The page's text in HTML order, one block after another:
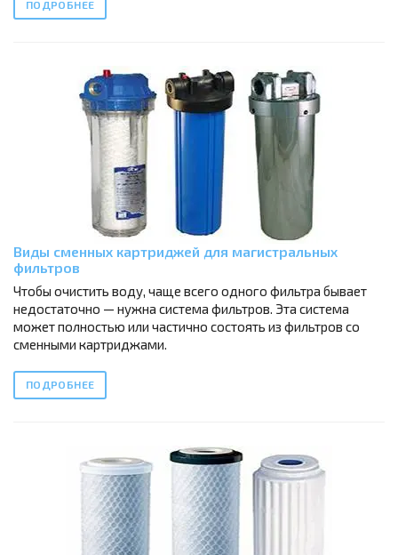
ПОДРОБНЕЕ
Виды сменных картриджей для магистральных
фильтров
Чтобы очистить воду, чаще всего одного фильтра бывает
недостаточно — нужна система фильтров. Эта система
может полностью или частично состоять из фильтров со
сменными картриджами.
ПОДРОБНЕЕ